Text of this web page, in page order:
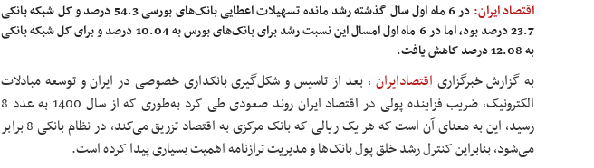
اقتصاد ایران:
در 6 ماه اول سال گذشته رشد مانده تسهیلات اعطایی بانک‌های بورسی 54.3 درصد و کل شبکه بانکی
23.7 درصد بود، اما در 6 ماه اول امسال این نسبت رشد برای بانک‌های بورس به 10.04 درصد و برای کل شبکه بانکی
به 12.08 درصد کاهش یافت.
به گزارش خبرگزاری اقتصادایران ، بعد از تاسیس و شکل‌گیری بانکداری خصوصی در ایران و توسعه مبادلات
الکترونیک، ضریب فزاینده پولی در اقتصاد ایران روند صعودی طی کرد به‌طوری که از سال 1400 به عدد 8
رسید، این به معنای آن است که هر یک ریالی که بانک مرکزی به اقتصاد تزریق می‌کند، در نظام بانکی 8 برابر
می‌شود، بنابراین کنترل رشد خلق پول بانک‌ها و مدیریت ترازنامه اهمیت بسیاری پیدا کرده است.